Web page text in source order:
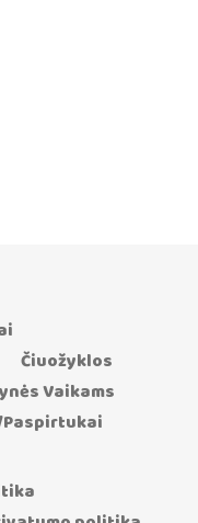
Čiuožyklos
Vaikams